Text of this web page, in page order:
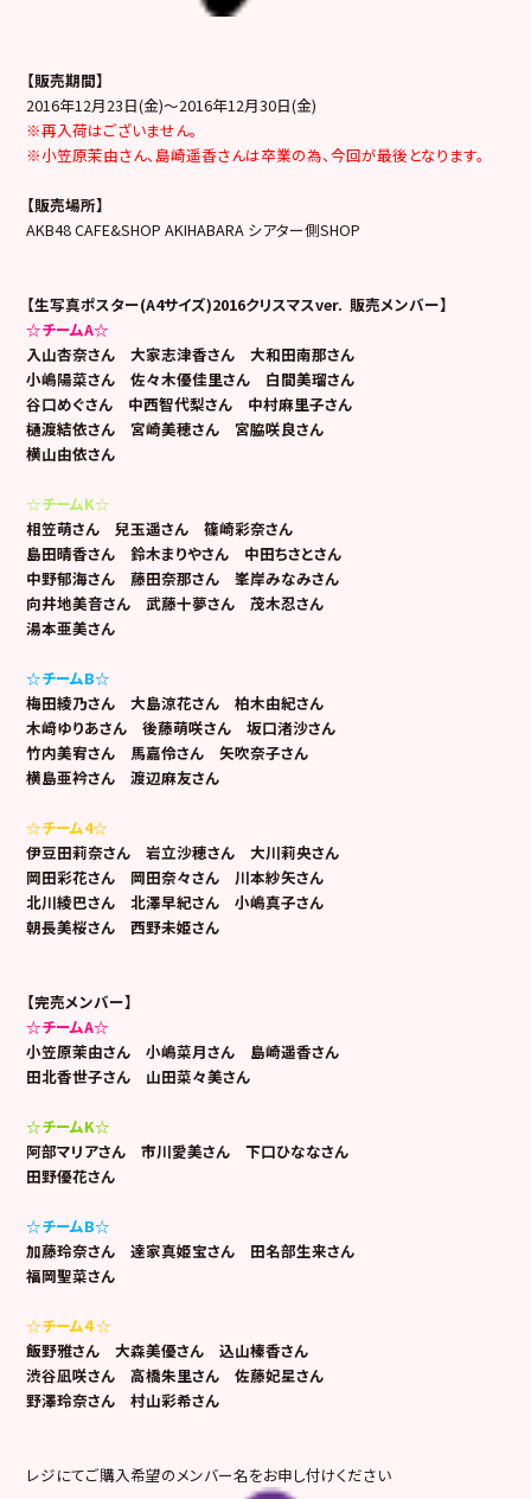
【販売期間】
2016年12月23日(金)～2016年12月30日(金)
※再入荷はございません。
※小笠原茉由さん、島崎遥香さんは卒業の為、今回が最後となります。
【販売場所】
AKB48 CAFE&SHOP AKIHABARA シアター側SHOP
【生写真ポスター(A4サイズ)2016クリスマスver. 販売メンバー】
☆チームA☆
入山杏奈さん 大家志津香さん 大和田南那さん
小嶋陽菜さん 佐々木優佳里さん 白間美瑠さん
谷口めぐさん 中西智代梨さん 中村麻里子さん
樋渡結依さん 宮崎美穂さん 宮脇咲良さん
横山由依さん
☆チームK☆
相笠萌さん 兒玉遥さん 篠崎彩奈さん
島田晴香さん 鈴木まりやさん 中田ちさとさん
中野郁海さん 藤田奈那さん 峯岸みなみさん
向井地美音さん 武藤十夢さん 茂木忍さん
湯本亜美さん
☆チームB☆
梅田綾乃さん 大島涼花さん 柏木由紀さん
木﨑ゆりあさん 後藤萌咲さん 坂口渚沙さん
竹内美宥さん 馬嘉伶さん 矢吹奈子さん
横島亜衿さん 渡辺麻友さん
☆チーム4☆
伊豆田莉奈さん 岩立沙穂さん 大川莉央さん
岡田彩花さん 岡田奈々さん 川本紗矢さん
北川綾巴さん 北澤早紀さん 小嶋真子さん
朝長美桜さん 西野未姫さん
【完売メンバー】
☆チームA☆
小笠原茉由さん 小嶋菜月さん 島崎遥香さん
田北香世子さん 山田菜々美さん
☆チームK☆
阿部マリアさん 市川愛美さん 下口ひななさん
田野優花さん
☆チームB☆
加藤玲奈さん 達家真姫宝さん 田名部生来さん
福岡聖菜さん
☆チーム４☆
飯野雅さん 大森美優さん 込山榛香さん
渋谷凪咲さん 高橋朱里さん 佐藤妃星さん
野澤玲奈さん 村山彩希さん
レジにてご購入希望のメンバー名をお申し付けください